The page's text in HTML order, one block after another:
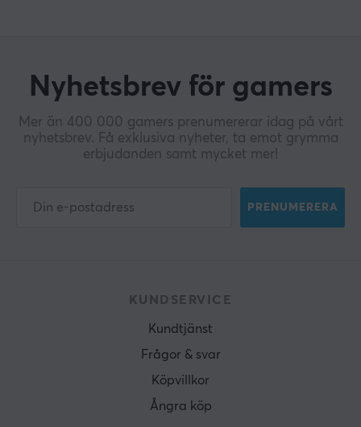
Nyhetsbrev för gamers
Mer än 400 000 gamers prenumererar idag på vårt
nyhetsbrev. Få exklusiva nyheter, ta emot grymma
erbjudanden samt mycket mer!
PRENUMERERA
KUNDSERVICE
Kundtjänst
Frågor & svar
Köpvillkor
Ångra köp